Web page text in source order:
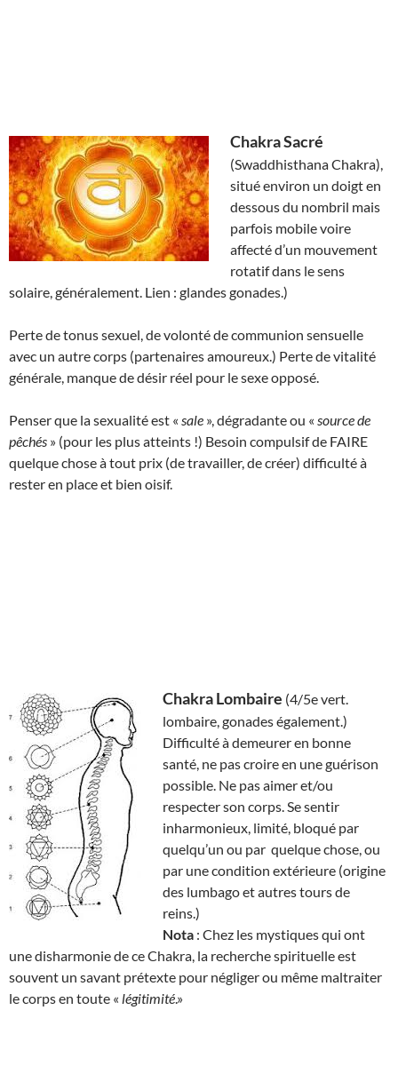
Chakra Sacré
(Swaddhisthana Chakra),
situé environ un doigt en
dessous du nombril mais
parfois mobile voire
affecté d’un mouvement
rotatif dans le sens
solaire, généralement. Lien : glandes gonades.)
Perte de tonus sexuel, de volonté de communion sensuelle
avec un autre corps (partenaires amoureux.) Perte de vitalité
générale, manque de désir réel pour le sexe opposé.
Penser que la sexualité est « sale », dégradante ou « source de
pêchés » (pour les plus atteints !) Besoin compulsif de FAIRE
quelque chose à tout prix (de travailler, de créer) difficulté à
rester en place et bien oisif.
Chakra Lombaire (4/5e vert.
lombaire, gonades également.)
Difficulté à demeurer en bonne
santé, ne pas croire en une guérison
possible. Ne pas aimer et/ou
respecter son corps. Se sentir
inharmonieux, limité, bloqué par
quelqu’un ou par quelque chose, ou
par une condition extérieure (origine
des lumbago et autres tours de
reins.)
Nota : Chez les mystiques qui ont
une disharmonie de ce Chakra, la recherche spirituelle est
souvent un savant prétexte pour négliger ou même maltraiter
le corps en toute « légitimité.»